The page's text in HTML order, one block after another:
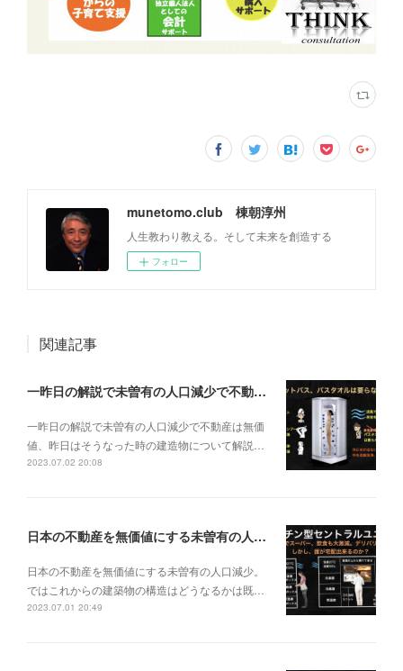
munetomo.club 棟朝淳州
人生教わり教える。そして未来を創造する
フォロー
関連記事
一昨日の解説で未曽有の人口減少で不動産は無価値、昨日はそうなった時の建造物について解説、今日からはその設備について解説をして行く。
一昨日の解説で未曽有の人口減少で不動産は無価
値、昨日はそうなった時の建造物について解説…
2023.07.02 20:08
日本の不動産を無価値にする未曽有の人口減少。ではこれからの建築物の構造はどうなるかは既に解説した。今はその内部の内容。その1
日本の不動産を無価値にする未曽有の人口減少。
ではこれからの建築物の構造はどうなるかは既…
2023.07.01 20:49